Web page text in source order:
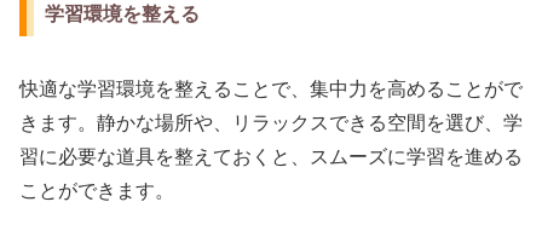
学習環境を整える
快適な学習環境を整えることで、集中力を高めることがで
きます。静かな場所や、リラックスできる空間を選び、学
習に必要な道具を整えておくと、スムーズに学習を進める
ことができます。